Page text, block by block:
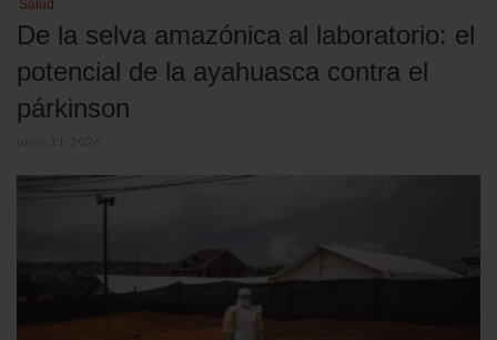
Salud
De la selva amazónica al laboratorio: el
potencial de la ayahuasca contra el
párkinson